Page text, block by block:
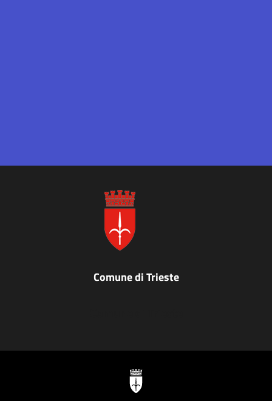
Comune di Trieste